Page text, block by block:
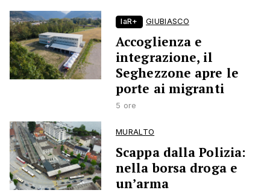
laR+ GIUBIASCO
Accoglienza e
integrazione, il
Seghezzone apre le
porte ai migranti
5 ore
MURALTO
Scappa dalla Polizia:
nella borsa droga e
un’arma